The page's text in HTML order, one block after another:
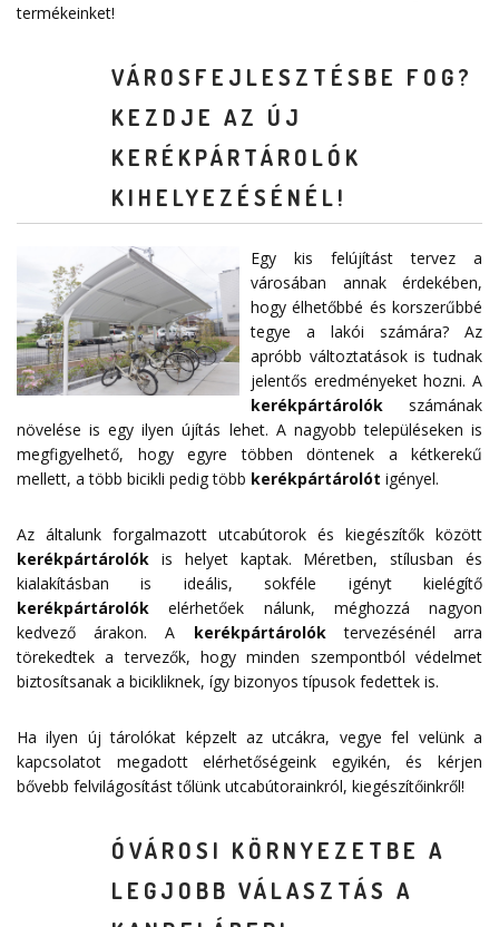
termékeinket!
VÁROSFEJLESZTÉSBE FOG?
KEZDJE AZ ÚJ
KERÉKPÁRTÁROLÓK
KIHELYEZÉSÉNÉL!
Egy kis felújítást tervez a
városában annak érdekében,
hogy élhetőbbé és korszerűbbé
tegye a lakói számára? Az
apróbb változtatások is tudnak
jelentős eredményeket hozni. A
kerékpártárolók számának
növelése is egy ilyen újítás lehet. A nagyobb településeken is
megfigyelhető, hogy egyre többen döntenek a kétkerekű
mellett, a több bicikli pedig több kerékpártárolót igényel.
Az általunk forgalmazott utcabútorok és kiegészítők között
kerékpártárolók is helyet kaptak. Méretben, stílusban és
kialakításban is ideális, sokféle igényt kielégítő
kerékpártárolók elérhetőek nálunk, méghozzá nagyon
kedvező árakon. A kerékpártárolóktervezésénél arra
törekedtek a tervezők, hogy minden szempontból védelmet
biztosítsanak a bicikliknek, így bizonyos típusok fedettek is.
Ha ilyen új tárolókat képzelt az utcákra, vegye fel velünk a
kapcsolatot megadottelérhetőségeink egyikén, és kérjen
bővebb felvilágosítást tőlünk utcabútorainkról, kiegészítőinkről!
ÓVÁROSI KÖRNYEZETBE A
LEGJOBB VÁLASZTÁS A